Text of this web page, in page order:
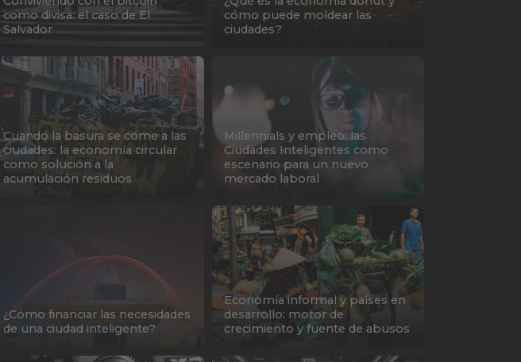
como divisa: el caso de El
Salvador
cómo puede moldear las
ciudades?
Cuando la basura se come a las
ciudades: la economía circular
como solución a la
acumulación residuos
Millennials y empleo: las
Ciudades Inteligentes como
escenario para un nuevo
mercado laboral
¿Cómo financiar las necesidades
de una ciudad inteligente?
Economía informal y países en
desarrollo: motor de
crecimiento y fuente de abusos